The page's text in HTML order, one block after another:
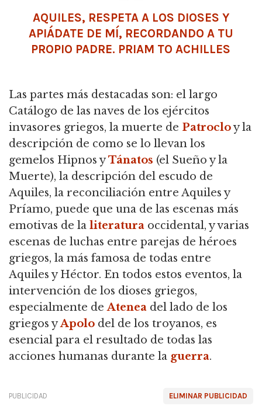
AQUILES, RESPETA A LOS DIOSES Y
APIÁDATE DE MÍ, RECORDANDO A TU
PROPIO PADRE. PRIAM TO ACHILLES
Las partes más destacadas son: el largo
Catálogo de las naves de los ejércitos
invasores griegos, la muerte de Patrocloy la
descripción de como se lo llevan los
gemelos Hipnos yTánatos (el Sueño y la
Muerte), la descripción del escudo de
Aquiles, la reconciliación entre Aquiles y
Príamo, puede que una de las escenas más
emotivas de la literatura occidental, y varias
escenas de luchas entre parejas de héroes
griegos, la más famosa de todas entre
Aquiles y Héctor. En todos estos eventos, la
intervención de los dioses griegos,
especialmente deAtenea del lado de los
griegos yApolo del de los troyanos, es
esencial para el resultado de todas las
acciones humanas durante la guerra.
ELIMINAR PUBLICIDAD
PUBLICIDAD